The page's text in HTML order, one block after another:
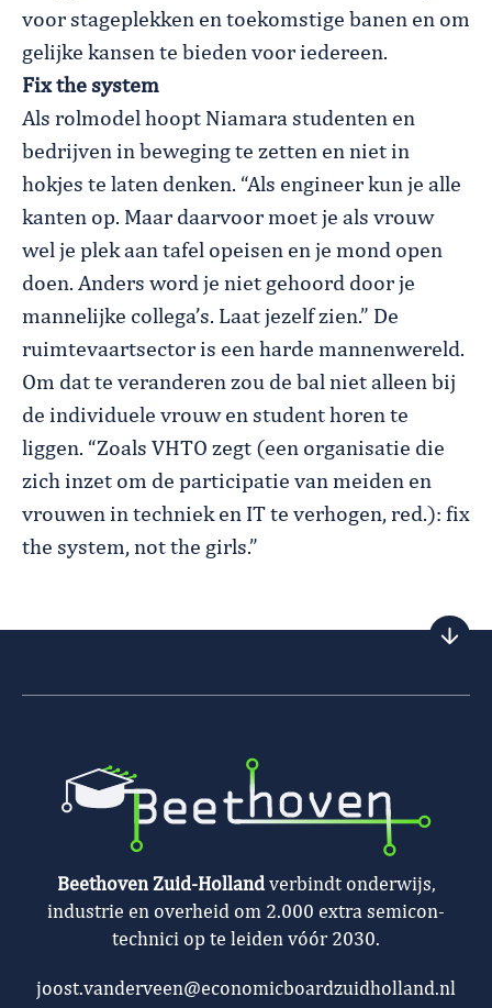
voor stageplekken en toekomstige banen en om
gelijke kansen te bieden voor iedereen.
Fix the system
Als rolmodel hoopt Niamara studenten en
bedrijven in beweging te zetten en niet in
hokjes te laten denken. “Als engineer kun je alle
kanten op. Maar daarvoor moet je als vrouw
wel je plek aan tafel opeisen en je mond open
doen. Anders word je niet gehoord door je
mannelijke collega’s. Laat jezelf zien.” De
ruimtevaartsector is een harde mannenwereld.
Om dat te veranderen zou de bal niet alleen bij
de individuele vrouw en student horen te
liggen. “Zoals VHTO zegt (een organisatie die
zich inzet om de participatie van meiden en
vrouwen in techniek en IT te verhogen, red.): fix
the system, not the girls.”
Beethoven Zuid-Holland verbindt onderwijs,
industrie en overheid om 2.000 extra semicon-
technici op te leiden vóór 2030.
joost.vanderveen@economicboardzuidholland.nl